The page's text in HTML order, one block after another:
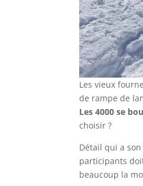
Les vieux
de rampe de
Les 4000 se
choisir ?
Détail qui a
participants
beaucoup la